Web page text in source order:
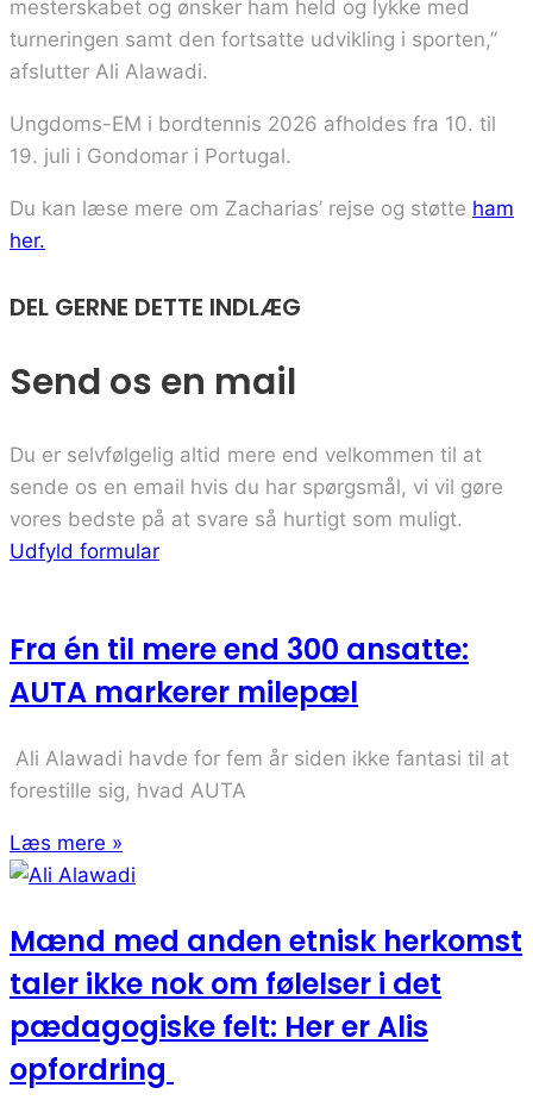
mesterskabet og ønsker ham held og lykke med
turneringen samt den fortsatte udvikling i sporten,”
afslutter Ali Alawadi.
Ungdoms-EM i bordtennis 2026 afholdes fra 10. til
19. juli i Gondomar i Portugal.
Du kan læse mere om Zacharias’ rejse og støtte ham
her.
DEL GERNE DETTE INDLÆG
Send os en mail
Du er selvfølgelig altid mere end velkommen til at
sende os en email hvis du har spørgsmål, vi vil gøre
vores bedste på at svare så hurtigt som muligt.
Udfyld formular
Fra én til mere end 300 ansatte:
AUTA markerer milepæl
Ali Alawadi havde for fem år siden ikke fantasi til at
forestille sig, hvad AUTA
Læs mere »
Mænd med anden etnisk herkomst
taler ikke nok om følelser i det
pædagogiske felt: Her er Alis
opfordring